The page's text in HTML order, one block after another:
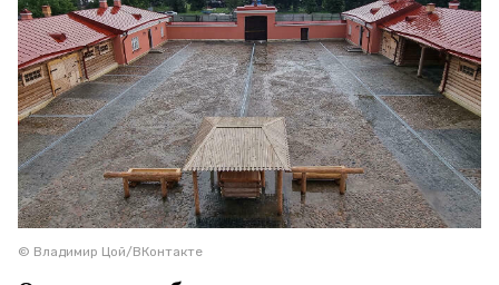
© Владимир Цой/ВКонтакте